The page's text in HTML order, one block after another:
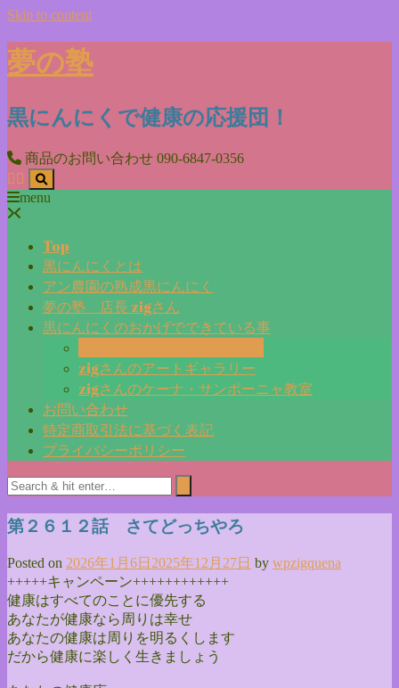
Skip to content
夢の塾
黒にんにくで健康の応援団！
商品のお問い合わせ 090-6847-0356
menu
Top
黒にんにくとは
アン農園の熟成黒にんにく
夢の塾 店長 zigさん
黒にんにくのおかげでできている事
zigさんのアートギャラリー
zigさんのケーナ・サンポーニャ教室
お問い合わせ
特定商取引法に基づく表記
プライバシーポリシー
第２６１２話 さてどっちやろ
Posted on 2026年1月6日 2025年12月27日 by wpzigquena
+++++キャンペーン++++++++++++
健康はすべてのことに優先する
あなたが健康なら周りは幸せ
あなたの健康は周りを明るくします
だから健康に楽しく生きましょう